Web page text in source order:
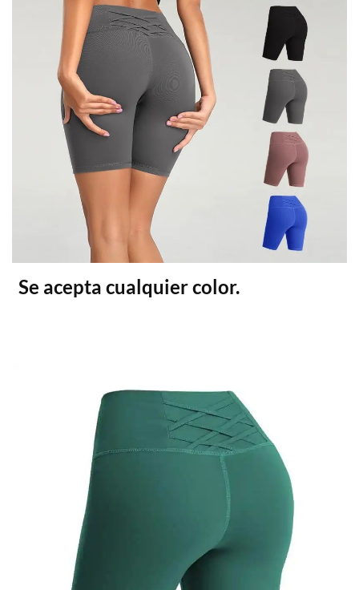
Se acepta cualquier color.